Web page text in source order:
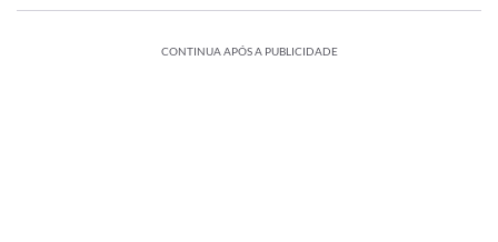
CONTINUA APÓS A PUBLICIDADE